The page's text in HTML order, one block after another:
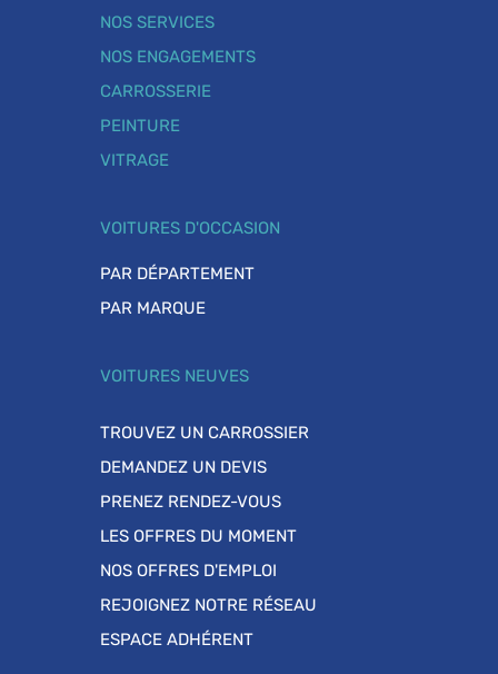
NOS SERVICES
NOS ENGAGEMENTS
CARROSSERIE
PEINTURE
VITRAGE
VOITURES D'OCCASION
PAR DÉPARTEMENT
PAR MARQUE
VOITURES NEUVES
TROUVEZ UN CARROSSIER
DEMANDEZ UN DEVIS
PRENEZ RENDEZ-VOUS
LES OFFRES DU MOMENT
NOS OFFRES D'EMPLOI
REJOIGNEZ NOTRE RÉSEAU
ESPACE ADHÉRENT